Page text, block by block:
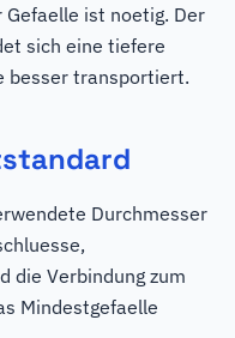
ist noetig. Der
sich eine tiefere
besser transportiert.
Durchmesser
die Verbindung zum
Mindestgefaelle